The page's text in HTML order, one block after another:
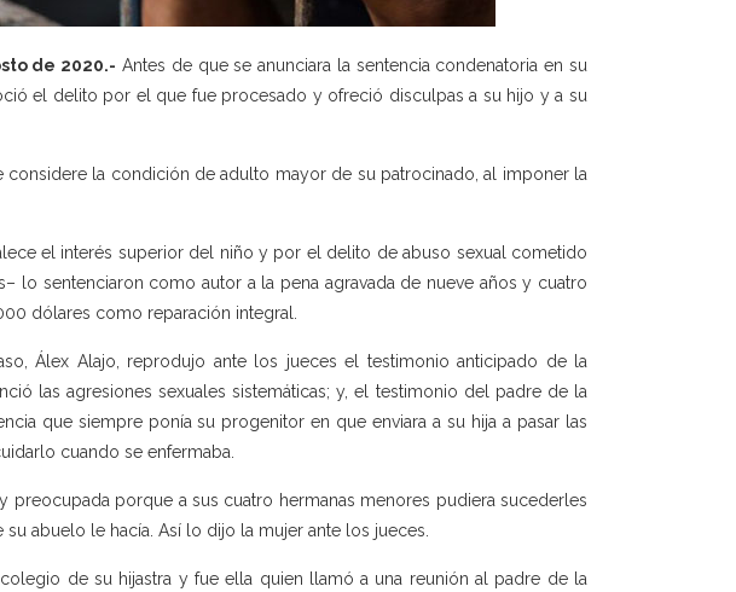
de 2020.- Antes de que se anunciara la sentencia condenatoria en su
el delito por el que fue procesado y ofreció disculpas a su hijo y a su
la condición de adulto mayor de su patrocinado, al imponer la
el interés superior del niño y por el delito de abuso sexual cometido
lo sentenciaron como autor a la pena agravada de nueve años y cuatro
dólares como reparación integral.
Álex Alajo, reprodujo ante los jueces el testimonio anticipado de la
las agresiones sexuales sistemáticas; y, el testimonio del padre de la
que siempre ponía su progenitor en que enviara a su hija a pasar las
cuando se enfermaba.
preocupada porque a sus cuatro hermanas menores pudiera sucederles
abuelo le hacía. Así lo dijo la mujer ante los jueces.
de su hijastra y fue ella quien llamó a una reunión al padre de la